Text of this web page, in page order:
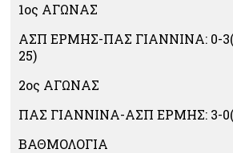
1ος ΑΓΩΝΑΣ
ΑΣΠ ΕΡΜΗΣ-ΠΑΣ ΓΙΑΝΝΙΝΑ: 0-
25)
2ος ΑΓΩΝΑΣ
ΠΑΣ ΓΙΑΝΝΙΝΑ-ΑΣΠ ΕΡΜΗΣ: 3-
ΒΑΘΜΟΛΟΓΙΑ